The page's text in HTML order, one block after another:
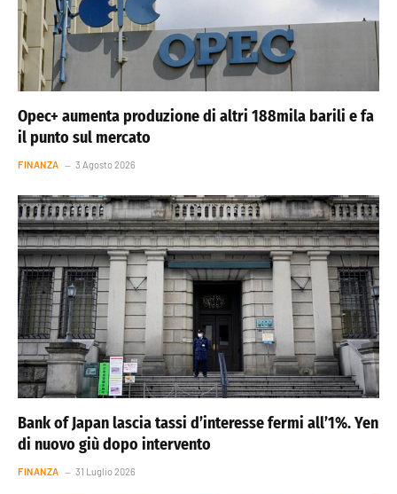
Opec+ aumenta produzione di altri 188mila barili e fa
il punto sul mercato
FINANZA 3 Agosto 2026
Bank of Japan lascia tassi d’interesse fermi all’1%. Yen
di nuovo giù dopo intervento
FINANZA 31 Luglio 2026